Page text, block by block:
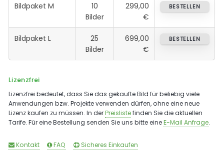
Bildpaket M
10
Bilder
299,00
€
BESTELLEN
Bildpaket L
25
Bilder
699,00
€
BESTELLEN
Lizenzfrei
Lizenzfrei bedeutet, dass Sie das gekaufte Bild für beliebig viele
Anwendungen bzw. Projekte verwenden dürfen, ohne eine neue
Lizenz kaufen zu müssen. In derPreislistefinden Sie die aktuellen
Tarife. Für eine Bestellung senden Sie uns bitte eineE-Mail Anfrage.
Kontakt FAQ Sicheres Einkaufen